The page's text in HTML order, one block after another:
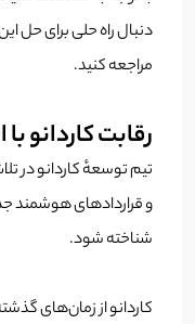
دنبال راه حلی برای حل این مشکلات و
مراجعه کنید.
رقابت کاردانو با اتریوم،
تیم توسعهٔ کاردانو در
شناخته شود.
کاردانو از زمان‌های